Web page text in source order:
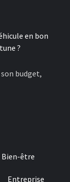
en bon
?
budget,
Bien-être
Entreprise